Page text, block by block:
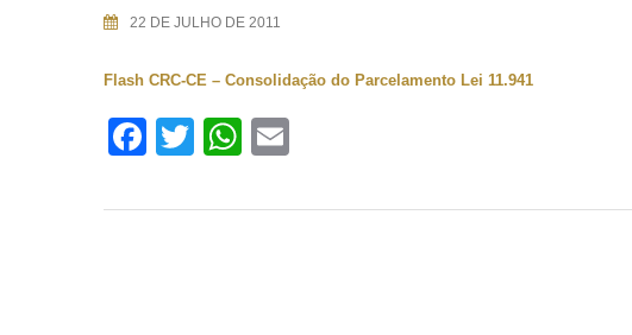
22 DE JULHO DE 2011
Flash CRC-CE – Consolidação do Parcelamento Lei 11.941
Facebook
TwitterWhatsApp